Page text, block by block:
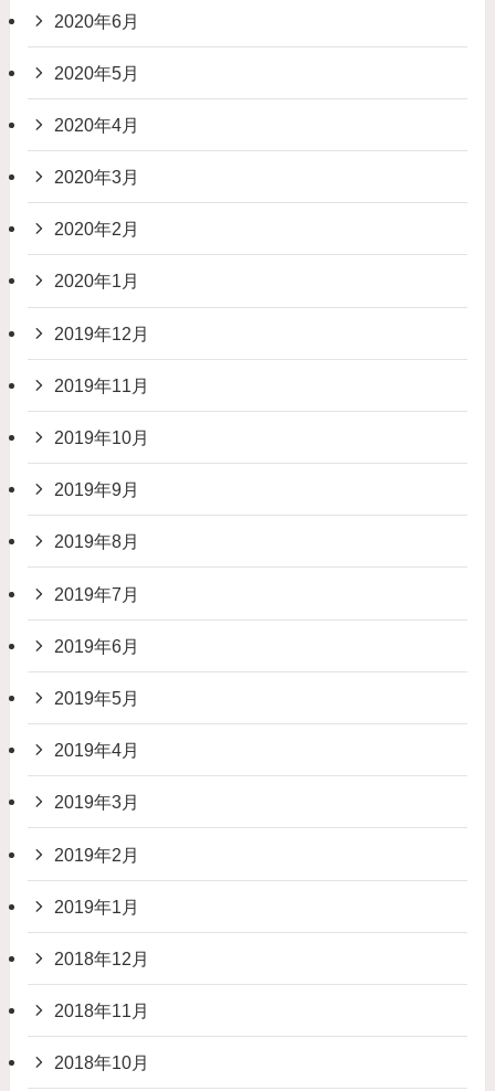
2020年6月
2020年5月
2020年4月
2020年3月
2020年2月
2020年1月
2019年12月
2019年11月
2019年10月
2019年9月
2019年8月
2019年7月
2019年6月
2019年5月
2019年4月
2019年3月
2019年2月
2019年1月
2018年12月
2018年11月
2018年10月